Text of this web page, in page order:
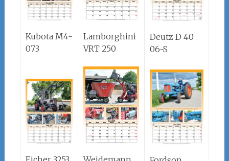
Kubota M4-
073
Lamborghini
VRT 250
Deutz D 40
06-S